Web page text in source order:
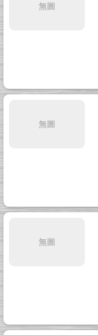
無圖
無圖
無圖